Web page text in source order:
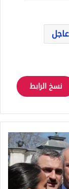
نسخ الرابط